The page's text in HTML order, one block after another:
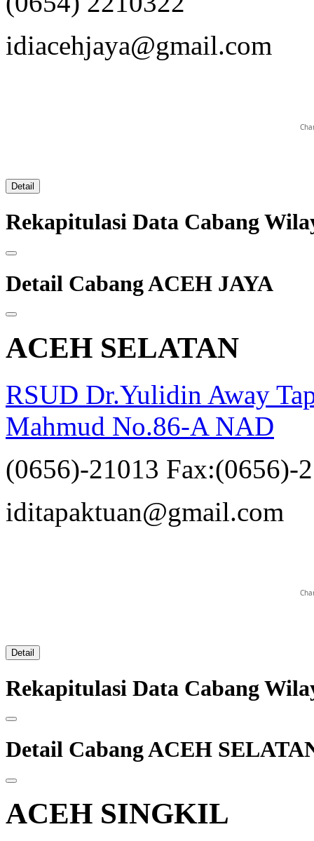
idiacehjaya@gmail.com
Detail
Rekapitulasi Data Cabang
Detail Cabang ACEH JAYA
ACEH SELATAN
RSUD Dr.Yulidin Away
Mahmud No.86-A NAD
(0656)-21013 Fax:(0656)-
iditapaktuan@gmail.com
Detail
Rekapitulasi Data Cabang
Detail Cabang ACEH
ACEH SINGKIL